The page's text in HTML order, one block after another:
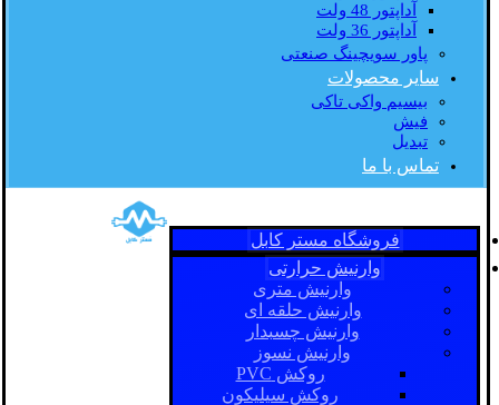
آداپتور 48 ولت
آداپتور 36 ولت
پاور سویچینگ صنعتی
سایر محصولات
بیسیم واکی تاکی
فیش
تبدیل
تماس با ما
فروشگاه مستر کابل
وارنیش حرارتی
وارنیش متری
وارنیش حلقه ای
وارنیش چسبدار
وارنیش نسوز
روکش PVC
روکش سیلیکون